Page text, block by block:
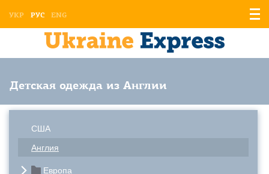
УКР РУС ENG
Детская одежда из Англии
США
Англия
Европа